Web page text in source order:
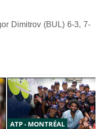
Dimitrov (BUL) 6-3, 7-
ATP - MONTRÉAL